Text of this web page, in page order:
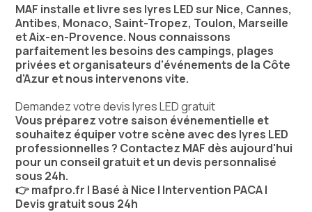
MAF installe et livre ses lyres LED sur Nice, Cannes,
Antibes, Monaco, Saint-Tropez, Toulon, Marseille
et Aix-en-Provence. Nous connaissons
parfaitement les besoins des campings, plages
privées et organisateurs d'événements de la Côte
d'Azur et nous intervenons vite.
Demandez votre devis lyres LED gratuit
Vous préparez votre saison événementielle et
souhaitez équiper votre scène avec des lyres LED
professionnelles ? Contactez MAF dès aujourd'hui
pour un conseil gratuit et un devis personnalisé
sous 24h.
👉 mafpro.fr | Basé à Nice | Intervention PACA |
Devis gratuit sous 24h